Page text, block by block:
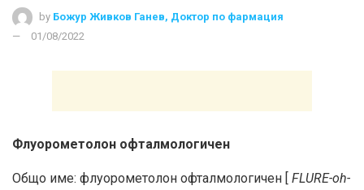
by Божур Живков Ганев, Доктор по фармация
01/08/2022
Флуорометолон офталмологичен
Общо име: флуорометолон офталмологичен [ FLURE-oh-